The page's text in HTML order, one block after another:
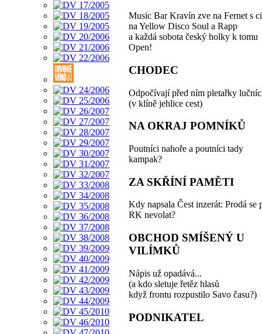
Music Bar Kravín zve na Fernet s
na Yellow Disco Soul a Rapp
a každá sobota český holky k tomu
Open!
CHODEC
Odpočívají před ním pletařky
(v klíně jehlice cest)
NA OKRAJ POMNÍKŮ
Poutníci nahoře a poutníci tady
kampak?
ZA SKŘÍNÍ PAMĚTI
Kdy napsala Čest inzerát: Prodá se
RK nevolat?
OBCHOD SMÍŠENÝ U
VILÍMKŮ
Nápis už opadává...
(a kdo sletuje řetěz hlasů
když frontu rozpustilo Savo času?)
PODNIKATEL